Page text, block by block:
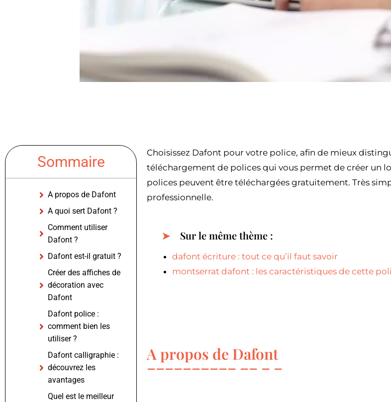
Sommaire
A propos de Dafont
A quoi sert Dafont ?
Comment utiliser
Dafont ?
Dafont est-il gratuit ?
Créer des affiches de
décoration avec
Dafont
Dafont police :
comment bien les
utiliser ?
Dafont calligraphie :
découvrez les
avantages
Quel est le meilleur
Choisissez Dafont pour votre police, afin de mieux
téléchargement de polices qui vous permet de créer un
polices peuvent être téléchargées gratuitement. Très
professionnelle.
Sur le même thème :
dafont écriture : tout ce qu’il faut savoir
montserrat dafont : les caractéristiques de cette
A propos de Dafont